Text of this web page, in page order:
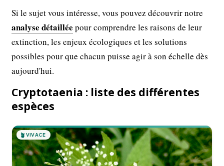
Si le sujet vous intéresse, vous pouvez découvrir notre
analyse détaillée pour comprendre les raisons de leur
extinction, les enjeux écologiques et les solutions
possibles pour que chacun puisse agir à son échelle dès
aujourd'hui.
Cryptotaenia : liste des différentes
espèces
🪴 VIVACE